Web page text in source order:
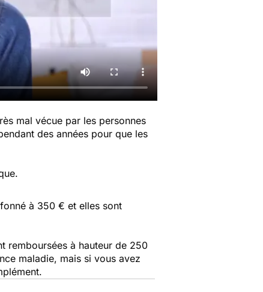
mal vécue par les personnes
des années pour que les
à 350 € et elles sont
remboursées à hauteur de 250
maladie, mais si vous avez